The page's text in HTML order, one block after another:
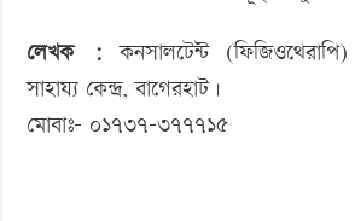
লেখক :কনসালটেন্ট
সাহায্য কেন্দ্র, বাগেরহাট।
মোবাঃ- ০১৭৩৭-৩৭৭৭১৫